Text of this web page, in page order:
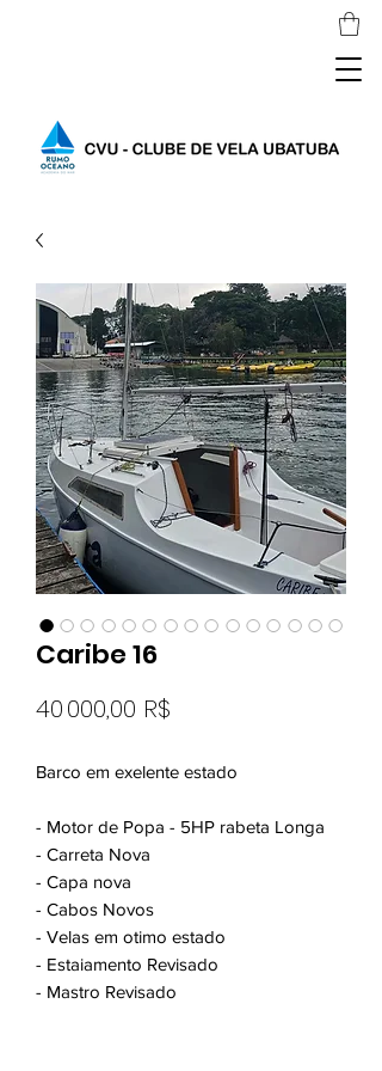
Caribe 16
40 000,00 R$
Barco em exelente estado
- Motor de Popa - 5HP rabeta Longa
- Carreta Nova
- Capa nova
- Cabos Novos
- Velas em otimo estado
- Estaiamento Revisado
- Mastro Revisado